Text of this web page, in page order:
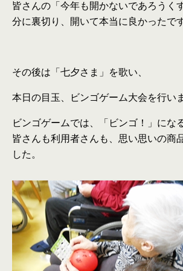
皆さんの「今年も開かないであろうく
分に裏切り、開いて本当に良かったで
その後は「七夕さま」を歌い、
本日の目玉、ビンゴゲーム大会を行い
ビンゴゲームでは、「ビンゴ！」にな
皆さんも利用者さんも、思い思いの商
した。